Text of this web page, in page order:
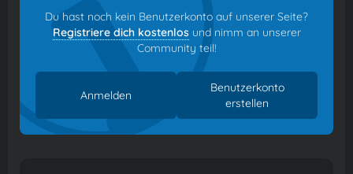
Du hast noch kein Benutzerkonto auf unserer Seite?
Registriere dich kostenlos und nimm an unserer
Community teil!
Benutzerkonto
erstellen
Anmelden